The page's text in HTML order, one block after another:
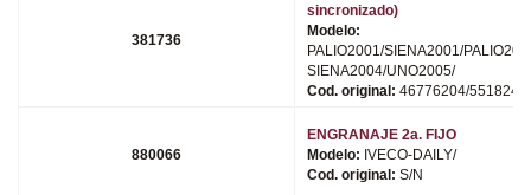
381736
sincronizado)
Modelo:
PALIO2001/SIENA2001/
SIENA2004/UNO2005/
Cod. original: 46776204/
880066
ENGRANAJE 2a. FIJO
Modelo: IVECO-DAILY/
Cod. original: S/N